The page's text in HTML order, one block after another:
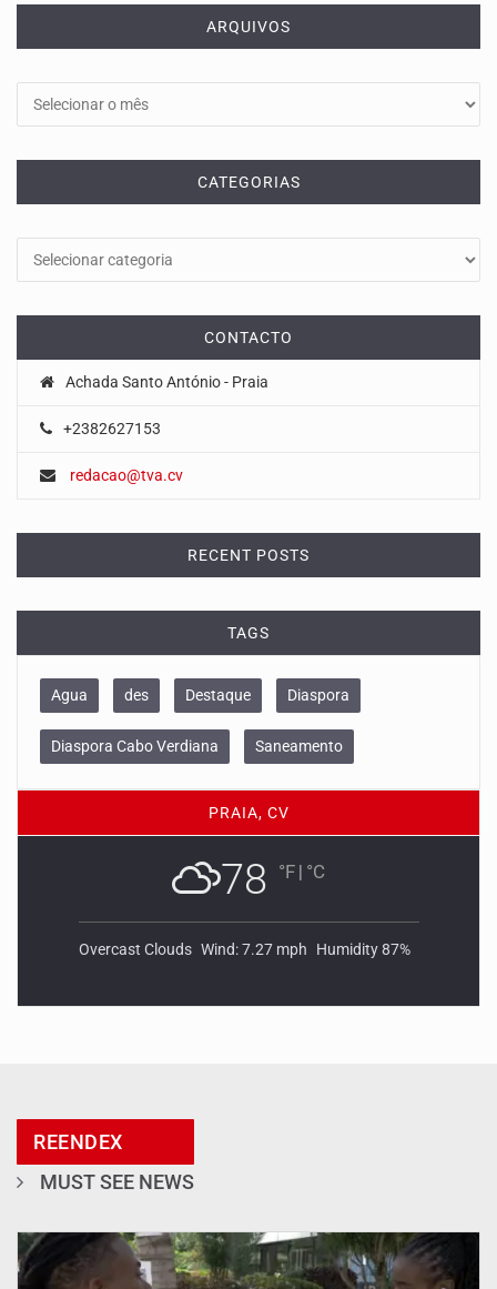
ARQUIVOS
CATEGORIAS
CONTACTO
Achada Santo António - Praia
+2382627153
redacao@tva.cv
RECENT POSTS
TAGS
Agua des Destaque Diaspora
Diaspora Cabo Verdiana Saneamento
PRAIA, CV
78 °F | °C
Overcast Clouds Wind: 7.27 mph Humidity 87%
REENDEX
MUST SEE NEWS